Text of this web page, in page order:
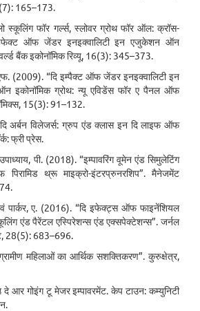
165–173.
स्कूलिंग फॉर गर्ल्स, स्लोवर ग्रोथ फॉर ऑल: क्रॉस-
ऑफ जेंडर इनइक्वालिटी इन एजुकेशन ऑन
बैंक इकोनॉमिक रिव्यू, 16(3): 345–373.
(2009). “दि इम्पैक्ट ऑफ जेंडर इनइक्वालिटी इन
इकोनॉमिक ग्रोथ: न्यू एविडेंस फॉर ए पैनल ऑफ
15(3): 91–132.
अर्बन विलेजर्स: ग्रुप एंड क्लास इन दि लाइफ ऑफ
फ्री प्रेस.
पी. (2018). “इम्पावरिंग वूमेन एंड सिमुलेटिंग
थ्रू माइक्रो-इंटरप्रुनरशिप”. मैनेजमेंट
एवं पार्कर, ए. (2016). “दि इफेक्ट्स ऑफ फाइनेंशियल
एंड पैरेंटल एस्पिरेशन्स एंड एक्सपेक्टेशन्स”. जर्नल
28(5): 683–696.
महिलाओं का आर्थिक सशक्तिकरण”. कुरुक्षेत्र,
आर गोइंग टू मेजर इम्पावरमेंट. केप टाउन: कम्युनिटी